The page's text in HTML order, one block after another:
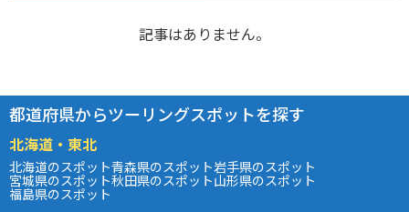
記事はありません。
都道府県からツーリングスポットを探す
北海道・東北
北海道のスポット青森県のスポット岩手県のスポット
宮城県のスポット秋田県のスポット山形県のスポット
福島県のスポット